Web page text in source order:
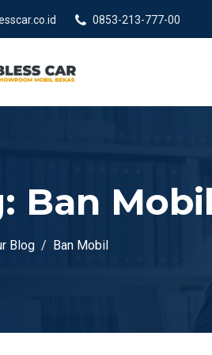
0853-213-777-00
Ban
Blog Ban Mobil